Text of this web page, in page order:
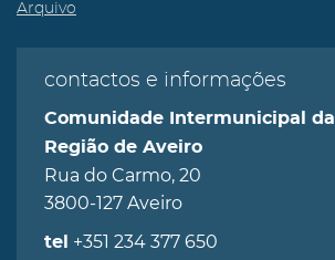
Arquivo
contactos e informações
Comunidade Intermunicipal da
Região de Aveiro
Rua do Carmo, 20
3800-127 Aveiro
tel +351 234 377 650